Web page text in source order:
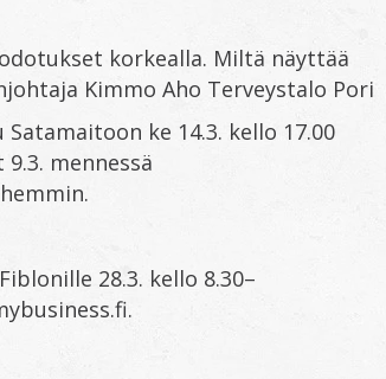
korkealla. Miltä näyttää
Kimmo Aho Terveystalo Pori
ke 14.3. kello 17.00
mennessä
28.3. kello 8.30–